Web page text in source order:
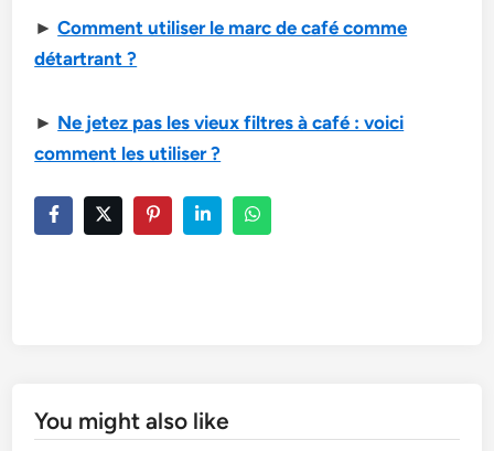
► Comment utiliser le marc de café comme
détartrant ?
► Ne jetez pas les vieux filtres à café : voici
comment les utiliser ?
You might also like